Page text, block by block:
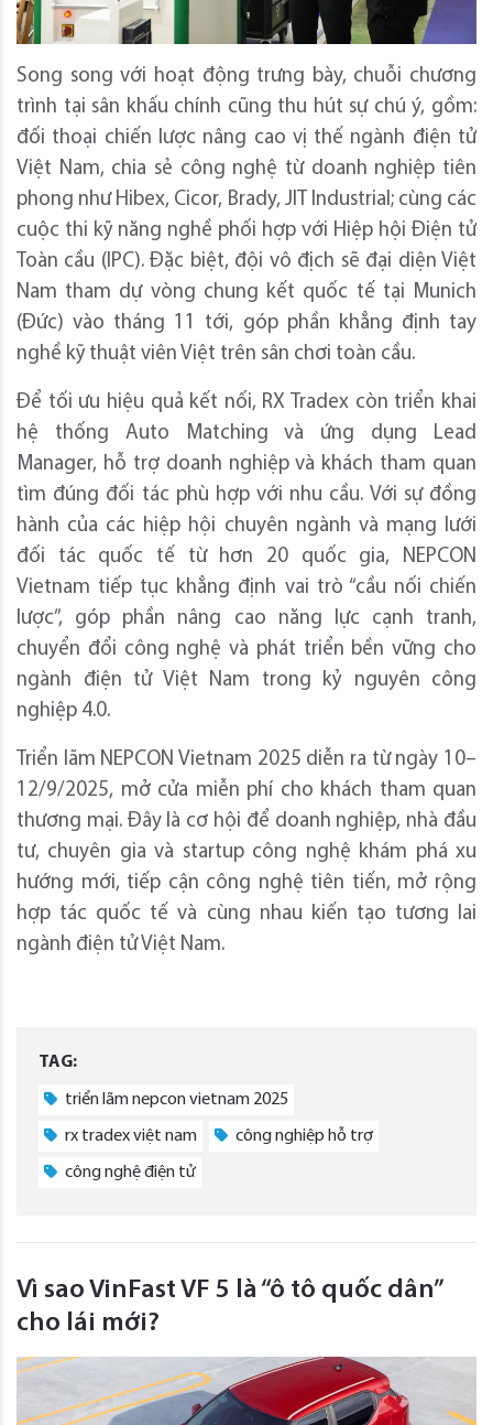
Song song với hoạt động trưng bày, chuỗi chương
trình tại sân khấu chính cũng thu hút sự chú ý, gồm:
đối thoại chiến lược nâng cao vị thế ngành điện tử
Việt Nam, chia sẻ công nghệ từ doanh nghiệp tiên
phong như Hibex, Cicor, Brady, JIT Industrial; cùng các
cuộc thi kỹ năng nghề phối hợp với Hiệp hội Điện tử
Toàn cầu (IPC). Đặc biệt, đội vô địch sẽ đại diện Việt
Nam tham dự vòng chung kết quốc tế tại Munich
(Đức) vào tháng 11 tới, góp phần khẳng định tay
nghề kỹ thuật viên Việt trên sân chơi toàn cầu.
Để tối ưu hiệu quả kết nối, RX Tradex còn triển khai
hệ thống Auto Matching và ứng dụng Lead
Manager, hỗ trợ doanh nghiệp và khách tham quan
tìm đúng đối tác phù hợp với nhu cầu. Với sự đồng
hành của các hiệp hội chuyên ngành và mạng lưới
đối tác quốc tế từ hơn 20 quốc gia, NEPCON
Vietnam tiếp tục khẳng định vai trò “cầu nối chiến
lược”, góp phần nâng cao năng lực cạnh tranh,
chuyển đổi công nghệ và phát triển bền vững cho
ngành điện tử Việt Nam trong kỷ nguyên công
nghiệp 4.0.
Triển lãm NEPCON Vietnam 2025 diễn ra từ ngày 10–
12/9/2025, mở cửa miễn phí cho khách tham quan
thương mại. Đây là cơ hội để doanh nghiệp, nhà đầu
tư, chuyên gia và startup công nghệ khám phá xu
hướng mới, tiếp cận công nghệ tiên tiến, mở rộng
hợp tác quốc tế và cùng nhau kiến tạo tương lai
ngành điện tử Việt Nam.
TAG:
triển lãm nepcon vietnam 2025
rx tradex việt nam công nghiệp hỗ trợ
công nghệ điện tử
Vì sao VinFast VF 5 là “ô tô quốc dân”
cho lái mới?